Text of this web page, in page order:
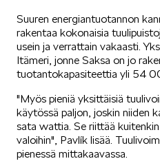
ŠKODA
Suuren energiantuotannon
rakentaa kokonaisia
usein ja verrattain vakaasti.
Itämeri, jonne Saksa on jo
tuotantokapasiteettia yli 54
"Myös pieniä yksittäisiä
käytössä paljon, joskin niiden
sata wattia. Se riittää
valoihin", Pavlík lisää.
pienessä mittakaavassa.